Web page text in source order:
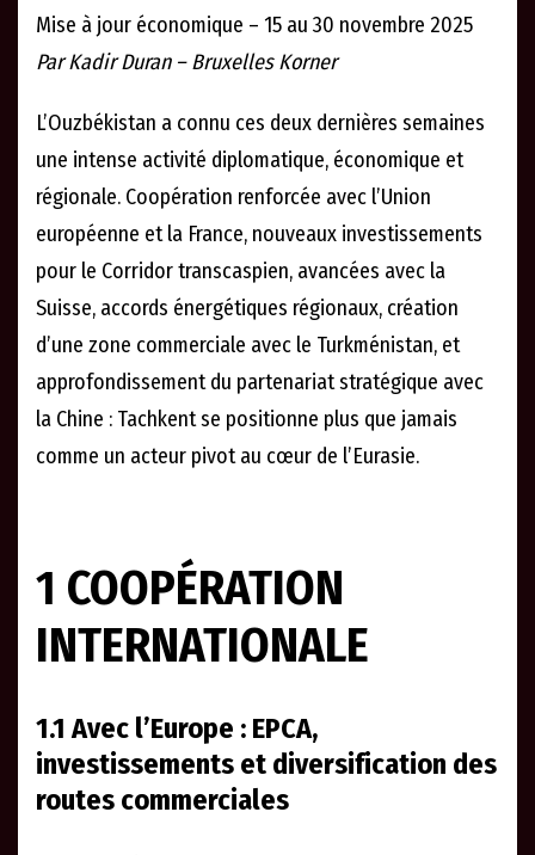
Mise à jour économique – 15 au 30 novembre 2025
Par Kadir Duran – Bruxelles Korner
L’Ouzbékistan a connu ces deux dernières semaines
une intense activité diplomatique, économique et
régionale. Coopération renforcée avec l’Union
européenne et la France, nouveaux investissements
pour le Corridor transcaspien, avancées avec la
Suisse, accords énergétiques régionaux, création
d’une zone commerciale avec le Turkménistan, et
approfondissement du partenariat stratégique avec
la Chine : Tachkent se positionne plus que jamais
comme un acteur pivot au cœur de l’Eurasie.
1 COOPÉRATION
INTERNATIONALE
1.1 Avec l’Europe : EPCA,
investissements et diversification des
routes commerciales